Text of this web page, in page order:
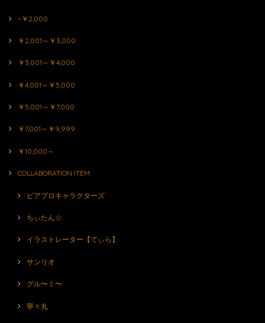
~￥2,000
￥2,001～￥3,000
￥3,001～￥4,000
￥4,001～￥5,000
￥5,001～￥7,000
￥7,001～￥9,999
￥10,000～
COLLABORATION ITEM
ピアプロキャラクターズ
ちぃたん☆
イラストレーター【てぃら】
サンリオ
グル〜ミ〜
寧々丸